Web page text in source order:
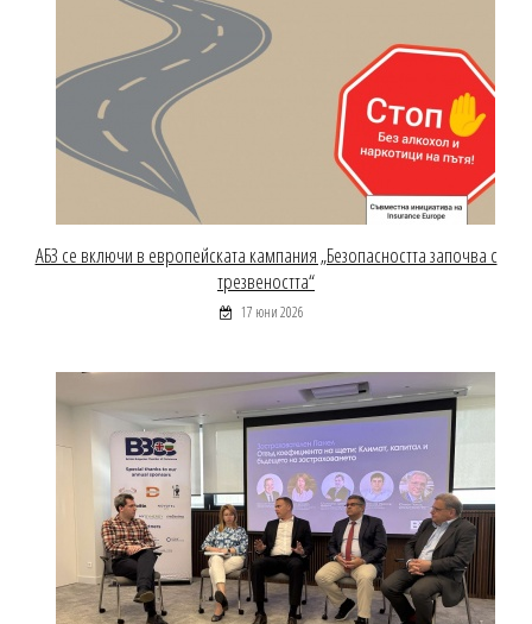
АБЗ се включи в европейската кампания „Безопасността започва с
трезвеността“
17 юни 2026